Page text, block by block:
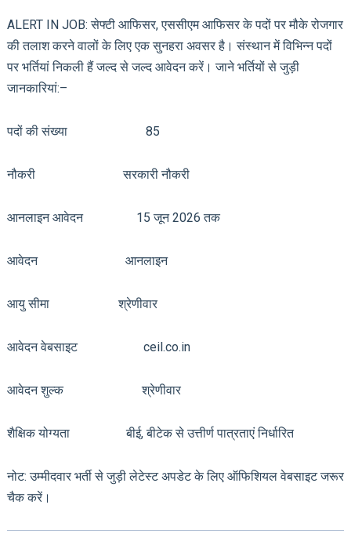
ALERT IN JOB: सेफ्टी आफिसर, एससीएम आफिसर के पदों पर मौके रोजगार
की तलाश करने वालों के लिए एक सुनहरा अवसर है। संस्थान में विभिन्न पदों
पर भर्तियां निकली हैं जल्द से जल्द आवेदन करें। जाने भर्तियों से जुड़ी
जानकारियां:–
पदों की संख्या 85
नौकरी सरकारी नौकरी
आनलाइन आवेदन 15 जून 2026 तक
आवेदन आनलाइन
आयु सीमा श्रेणीवार
आवेदन वेबसाइट ceil.co.in
आवेदन शुल्क श्रेणीवार
शैक्षिक योग्यता बीई, बीटेक से उत्तीर्ण पात्रताएं निर्धारित
नोट: उम्मीदवार भर्ती से जुड़ी लेटेस्ट अपडेट के लिए ऑफिशियल वेबसाइट जरूर
चैक करें।